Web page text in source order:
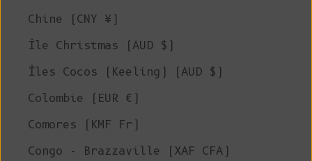
Chine (CNY ¥)
Île Christmas (AUD $)
Îles Cocos (Keeling) (AUD $)
Colombie (EUR €)
Comores (KMF Fr)
Congo - Brazzaville (XAF CFA)